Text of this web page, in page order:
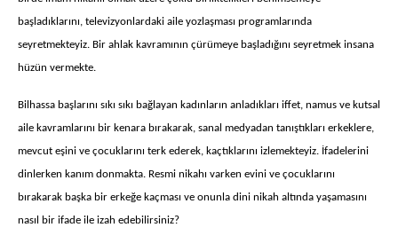
başladıklarını, televizyonlardaki aile yozlaşması programlarında
seyretmekteyiz. Bir ahlak kavramının çürümeye başladığını seyretmek insana
hüzün vermekte.
Bilhassa başlarını sıkı sıkı bağlayan kadınların anladıkları iffet, namus ve kutsal
aile kavramlarını bir kenara bırakarak, sanal medyadan tanıştıkları erkeklere,
mevcut eşini ve çocuklarını terk ederek, kaçtıklarını izlemekteyiz. İfadelerini
dinlerken kanım donmakta. Resmi nikahı varken evini ve çocuklarını
bırakarak başka bir erkeğe kaçması ve onunla dini nikah altında yaşamasını
nasıl bir ifade ile izah edebilirsiniz?